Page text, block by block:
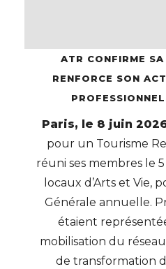
ATR CONFIRME
RENFORCE SON
Paris, le 8 juin
pour un Tourisme
réuni ses membres le
locaux d’Arts et Vie,
Générale annuelle.
étaient
mobilisation du
de transformation